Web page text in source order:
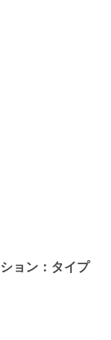
ョン：タイプ